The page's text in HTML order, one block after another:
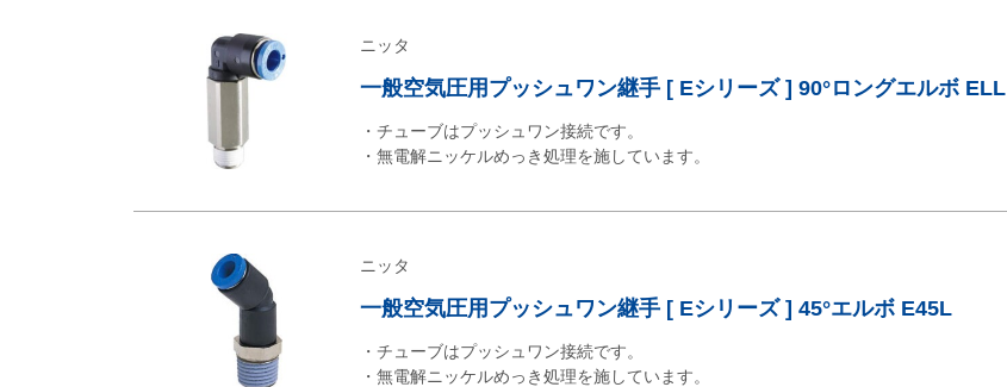
ニッタ
一般空気圧用プッシュワン継手 [ Eシリーズ ] 90°ロングエルボ ELL
・チューブはプッシュワン接続です。
・無電解ニッケルめっき処理を施しています。
ニッタ
一般空気圧用プッシュワン継手 [ Eシリーズ ] 45°エルボ E45L
・チューブはプッシュワン接続です。
・無電解ニッケルめっき処理を施しています。